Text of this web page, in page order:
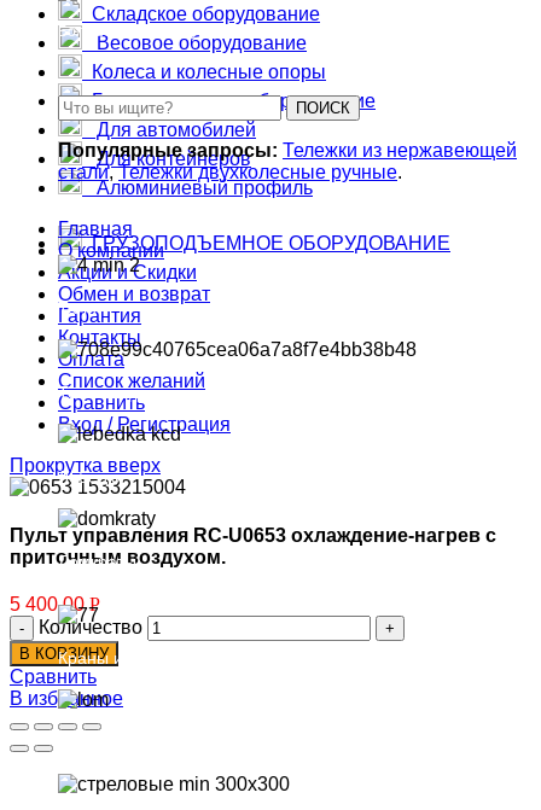
Большегрузные чугунные колеса
ПОИСК
Популярные запросы: Тележки из нержавеющей
стали,Тележки двухколесные ручные.
ГРУЗОПОДЪЕМНОЕ ОБОРУДОВАНИЕ
Тали
Тележки для талей
Лебедки
Домкраты
Краны и балки
Складское оборудование
Весовое оборудование
Колеса и колесные опоры
Грузоподъемное оборудование
Для автомобилей
Для контейнеров
Алюминиевый профиль
Главная
О компании
Акции и Скидки
Обмен и возврат
Гарантия
Контакты
Оплата
Список желаний
Сравнить
Вход / Регистрация
Прокрутка вверх
Пульт управления RC-U0653 охлаждение-нагрев с
приточным воздухом.
5 400.00Р
Количество
В КОРЗИНУ
Сравнить
В избранное